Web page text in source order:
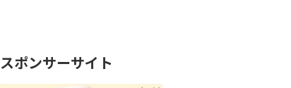
スポンサーサイト